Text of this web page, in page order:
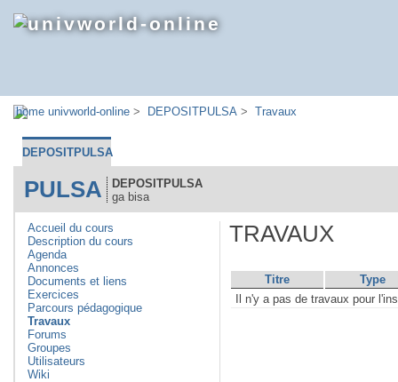
univworld-online > DEPOSITPULSA > Travaux
DEPOSITPULSA
PULSA
DEPOSITPULSA
ga bisa
Accueil du cours
Description du cours
Agenda
Annonces
Documents et liens
Exercices
Parcours pédagogique
Travaux
Forums
Groupes
Utilisateurs
Wiki
TRAVAUX
Titre
Type
Il n'y a pas de travaux pour